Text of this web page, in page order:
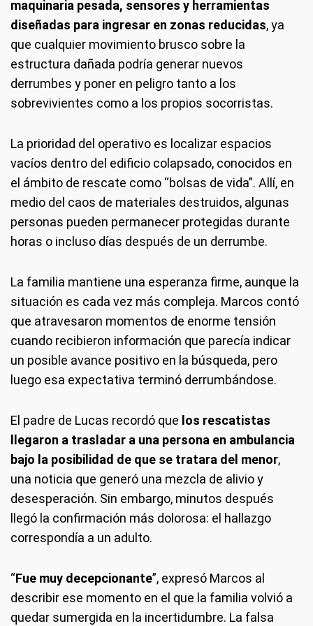
maquinaria pesada, sensores y herramientas
diseñadas para ingresar en zonas reducidas, ya
que cualquier movimiento brusco sobre la
estructura dañada podría generar nuevos
derrumbes y poner en peligro tanto a los
sobrevivientes como a los propios socorristas.
La prioridad del operativo es localizar espacios
vacíos dentro del edificio colapsado, conocidos en
el ámbito de rescate como “bolsas de vida”. Allí, en
medio del caos de materiales destruidos, algunas
personas pueden permanecer protegidas durante
horas o incluso días después de un derrumbe.
La familia mantiene una esperanza firme, aunque la
situación es cada vez más compleja. Marcos contó
que atravesaron momentos de enorme tensión
cuando recibieron información que parecía indicar
un posible avance positivo en la búsqueda, pero
luego esa expectativa terminó derrumbándose.
El padre de Lucas recordó que los rescatistas
llegaron a trasladar a una persona en ambulancia
bajo la posibilidad de que se tratara del menor,
una noticia que generó una mezcla de alivio y
desesperación. Sin embargo, minutos después
llegó la confirmación más dolorosa: el hallazgo
correspondía a un adulto.
“Fue muy decepcionante”, expresó Marcos al
describir ese momento en el que la familia volvió a
quedar sumergida en la incertidumbre. La falsa